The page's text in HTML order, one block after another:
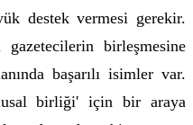
destek vermesi gerekir.
gazetecilerin birleşmesine
başarılı isimler var.
birliği' için bir araya